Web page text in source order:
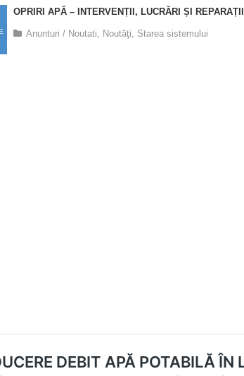
OPRIRI APĂ – INTERVENȚII, LUCRĂRI ȘI REPARAȚII
Anunturi / Noutati Noutăţi Starea sistemului